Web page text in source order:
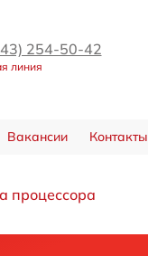
254-50-42
линия
Вакансии Контакты
процессора